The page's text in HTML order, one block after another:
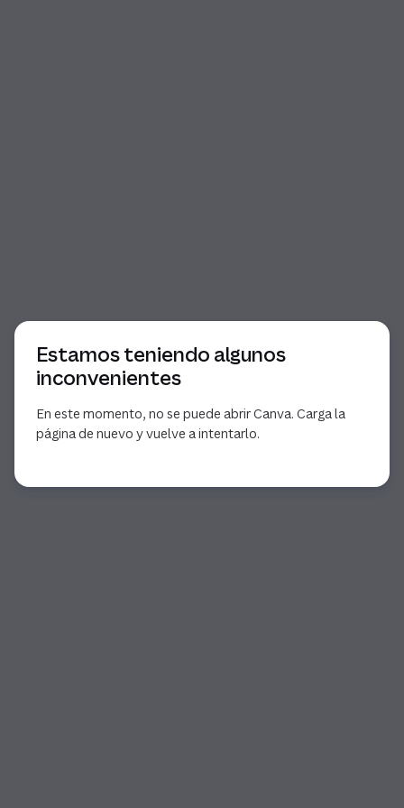
Estamos teniendo algunos
inconvenientes
En este momento, no se puede abrir Canva. Carga la
página de nuevo y vuelve a intentarlo.